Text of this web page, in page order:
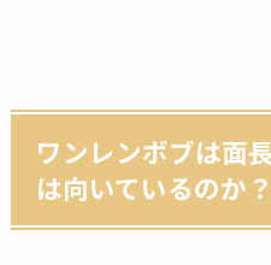
ワンレンボブは面
は向いているのか？